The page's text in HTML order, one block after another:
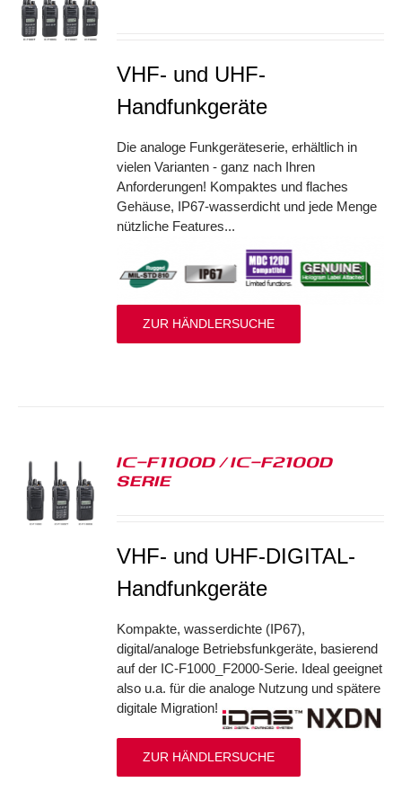
VHF- und UHF-
Handfunkgeräte
Die analoge Funkgeräteserie, erhältlich in
vielen Varianten - ganz nach Ihren
Anforderungen! Kompaktes und flaches
Gehäuse, IP67-wasserdicht und jede Menge
nützliche Features...
ZUR HÄNDLERSUCHE
IC-F1100D / IC-F2100D
SERIE
VHF- und UHF-DIGITAL-
Handfunkgeräte
Kompakte, wasserdichte (IP67),
digital/analoge Betriebsfunkgeräte, basierend
auf der IC-F1000_F2000-Serie. Ideal geeignet
also u.a. für die analoge Nutzung und spätere
digitale Migration!
ZUR HÄNDLERSUCHE